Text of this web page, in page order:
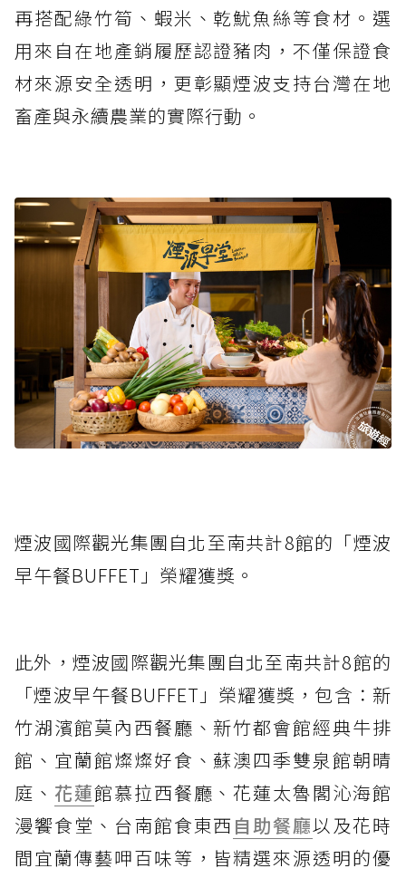
再搭配綠竹筍、蝦米、乾魷魚絲等食材。選
用來自在地產銷履歷認證豬肉，不僅保證食
材來源安全透明，更彰顯煙波支持台灣在地
畜產與永續農業的實際行動。
煙波國際觀光集團自北至南共計8館的「煙波
早午餐BUFFET」榮耀獲獎。
此外，煙波國際觀光集團自北至南共計8館的
「煙波早午餐BUFFET」榮耀獲獎，包含：新
竹湖濱館莫內西餐廳、新竹都會館經典牛排
館、宜蘭館燦燦好食、蘇澳四季雙泉館朝晴
庭、 花蓮館慕拉西餐廳、花蓮太魯閣沁海館
漫饗食堂、台南館食東西 自助餐廳以及花時
間宜蘭傳藝呷百味等，皆精選來源透明的優